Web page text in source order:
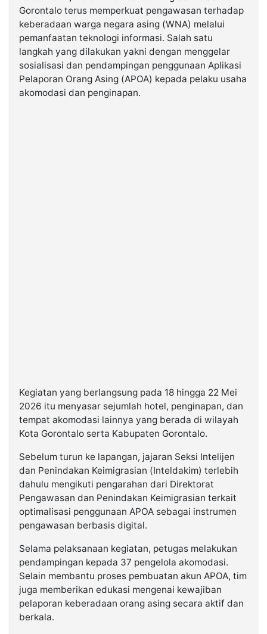
Kabarbaru.co
2026
Kabarbaru
Gorontalo terus memperkuat pengawasan terhadap
keberadaan warga negara asing (WNA) melalui
pemanfaatan teknologi informasi. Salah satu
langkah yang dilakukan yakni dengan menggelar
sosialisasi dan pendampingan penggunaan Aplikasi
Pelaporan Orang Asing (APOA) kepada pelaku usaha
akomodasi dan penginapan.
Kegiatan yang berlangsung pada 18 hingga 22 Mei
2026 itu menyasar sejumlah hotel, penginapan, dan
tempat akomodasi lainnya yang berada di wilayah
Kota Gorontalo serta Kabupaten Gorontalo.
Sebelum turun ke lapangan, jajaran Seksi Intelijen
dan Penindakan Keimigrasian (Inteldakim) terlebih
dahulu mengikuti pengarahan dari Direktorat
Pengawasan dan Penindakan Keimigrasian terkait
optimalisasi penggunaan APOA sebagai instrumen
pengawasan berbasis digital.
Selama pelaksanaan kegiatan, petugas melakukan
pendampingan kepada 37 pengelola akomodasi.
Selain membantu proses pembuatan akun APOA, tim
juga memberikan edukasi mengenai kewajiban
pelaporan keberadaan orang asing secara aktif dan
berkala.